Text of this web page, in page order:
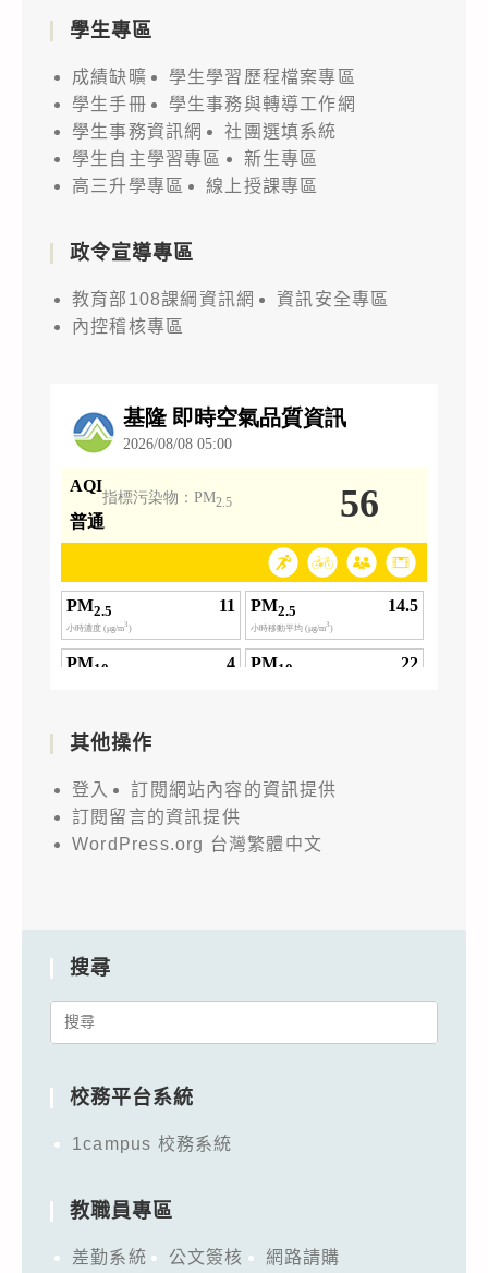
學生專區
成績缺曠
學生學習歷程檔案專區
學生手冊
學生事務與轉導工作網
學生事務資訊網
社團選填系統
學生自主學習專區
新生專區
高三升學專區
線上授課專區
政令宣導專區
教育部108課綱資訊網
資訊安全專區
內控稽核專區
其他操作
登入
訂閱網站內容的資訊提供
訂閱留言的資訊提供
WordPress.org 台灣繁體中文
搜尋
Search
校務平台系統
1campus 校務系統
教職員專區
差勤系統 公文簽核
網路請購